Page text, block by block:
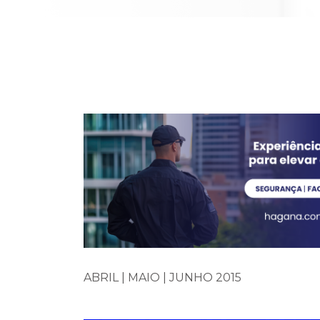
ABRIL | MAIO | JUNHO 2015